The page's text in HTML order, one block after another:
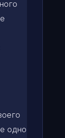
одно